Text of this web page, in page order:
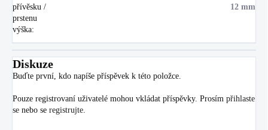
přívěsku /
prstenu
výška:
12 mm
Diskuze
Buďte první, kdo napíše příspěvek k této položce.
Pouze registrovaní uživatelé mohou vkládat příspěvky. Prosím přihlaste
se nebo se registrujte